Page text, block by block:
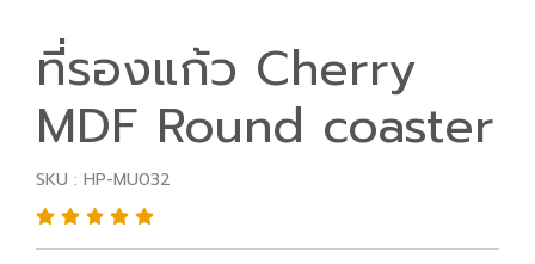
ที่รองแก้ว Cherry
MDF Round coaster
SKU : HP-MU032